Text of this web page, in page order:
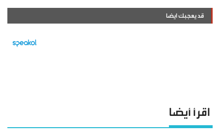
قد يعجبك ايضا
اقرأ أيضا